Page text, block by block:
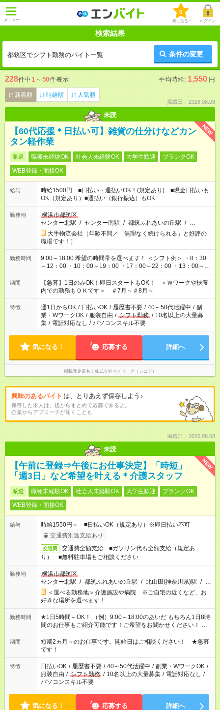
メニュー
0
気になる！ ログイン
検索結果
都筑区でシフト勤務のバイト一覧 条件の変更
228件中1 ～ 50件表示 平均時給: 1,550 円
新着順 時給順 人気順
掲載日：2026.08.08
未読
NEW
【60代応援＊日払い可】雑貨の仕分けなどカン
タン軽作業
派遣 職種未経験OK 社会人未経験OK 大学生歓迎
ブランクOK
WEB登録・面接OK
給与
時給1500円 ■日払い・週払いOK！(規定あり) ■現金日払いも
OK（規定あり）■週払い（銀行振込）もOK
勤務地
横浜市都筑区
センター北駅 / センター南駅 / 都筑ふれあいの丘駅 / …
大手物流会社（年齢不問／「無理なく続けられる」と好評の
職場です！）
勤務時間
9:00～18:00 希望の時間帯を選べます！ ＜シフト例＞ ・8：30
～12：00 ・10：00～19：00 ・17：00～22：00 ・13：00～
22：00 ・22：00～翌6：00 など
期間
【急募】1日のみOK！即日スタートもOK！ ＜Ｗワークや扶養
内での勤務もＯＫです＞ ＃7月～＃8月～
特徴 週1日からOK / 日払いOK / 履歴書不要 / 40～50代活躍中 / 副
業・WワークOK / 服装自由 / シフト勤務 / 10名以上の大量募
集 / 電話対応なし / パソコンスキル不要
気になる！ 応募する 詳細へ
掲載元企業名 株式会社マイワーク（シニア）
興味のあるバイト は、とりあえず保存しよう♪
保存した求人は、後からまとめて応募できるよ。
企業からアプローチが届くことも！
掲載日：2026.08.08
未読
NEW
【午前に登録⇒午後にお仕事決定】「時短」
「週3日」など希望を叶える＊介護スタッフ
派遣 職種未経験OK 社会人未経験OK 大学生歓迎
ブランクOK
WEB登録・面接OK
給与
時給1550円～ ■日払いOK（規定あり）※即日払い不可
交通費別途支給あり
交通費
交通費全額支給 ■ガソリン代も全額支給（規定あ
り） ■無料駐車場もご相談ください
勤務地
横浜市都筑区
センター北駅 / 都筑ふれあいの丘駅 / 北山田(神奈川県)駅 / …
＜選べる勤務地＞介護施設や病院 ※ご自宅の近くなど、お
好きな場所を選べます！
勤務時間
★1日5時間～OK！ （例）9:00～18:00のあいだ もちろん1日8時
間のお仕事もご紹介可能です！ご希望をお聞かせください！ ※
週最低15時間以上の勤務が必要です
期間
短期2ヵ月～のお仕事です。開始日はご相談ください！ ★急募
です！
特徴 日払いOK / 履歴書不要 / 40～50代活躍中 / 副業・WワークOK /
服装自由 / シフト勤務 / 10名以上の大量募集 / 電話対応なし /
パソコンスキル不要
気になる！ 応募する 詳細へ